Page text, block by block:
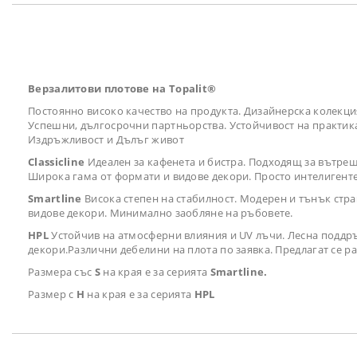
Верзалитови плотове на Topalit®
Постоянно високо качество на продукта. Дизайнерска
Успешни, дългосрочни партньорства. Устойчивост на
Издръжливост и Дълъг живот
Classicline Идеален за кафенета и бистра. Подходящ за
Широка гама от формати и видове декори. Просто
Smartline Висока степен на стабилност. Модерен и тънък
видове декори. Минимално заобляне на ръбовете.
HPLУстойчив на атмосферни влияния и UV лъчи. Лесна
декори.Различни дебелини на плота по заявка. Предлагат
Размера със Sна края е за серията Smartline.
Размер с H на края е за серията HPL